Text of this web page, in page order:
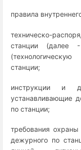
правила
техническо-
станции (далее -
станции;
инструкции и
устанавливающие
по станции;
требования
дежурного по